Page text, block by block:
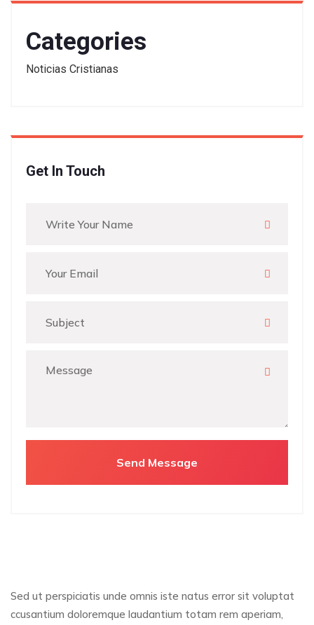
Categories
Noticias Cristianas
Get In Touch
Sed ut perspiciatis unde omnis iste natus error sit voluptat
ccusantium doloremque laudantium totam rem aperiam,